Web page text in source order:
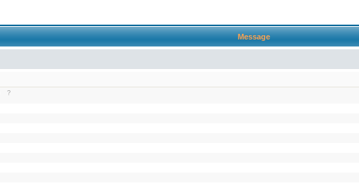
Message
?